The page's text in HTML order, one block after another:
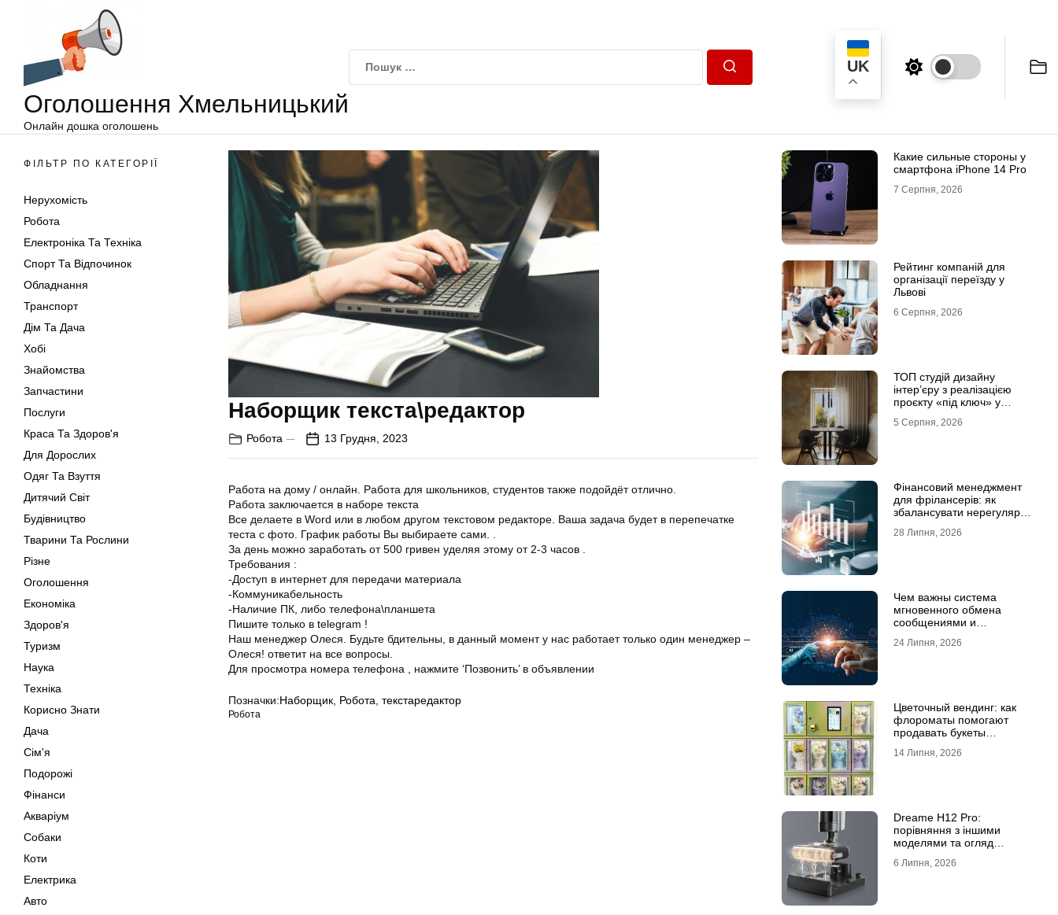
Оголошення Хмельницький
Онлайн дошка оголошень
UK
ФІЛЬТР ПО КАТЕГОРІЇ
Нерухомість
Робота
Електроніка Та Техніка
Спорт Та Відпочинок
Обладнання
Транспорт
Дім Та Дача
Хобі
Знайомства
Запчастини
Послуги
Краса Та Здоров'я
Для Дорослих
Одяг Та Взуття
Дитячий Світ
Будівництво
Тварини Та Рослини
Різне
Оголошення
Економіка
Здоров'я
Туризм
Наука
Техніка
Корисно Знати
Дача
Сім'я
Подорожі
Фінанси
Акваріум
Собаки
Коти
Електрика
Авто
Наборщик текста\редактор
Робота 13 Грудня, 2023
Работа на дому / онлайн. Работа для школьников, студентов также подойдёт отлично.
Работа заключается в наборе текста
Все делаете в Word или в любом другом текстовом редакторе. Ваша задача будет в перепечатке
теста с фото. График работы Вы выбираете сами. .
За день можно заработать от 500 гривен уделяя этому от 2-3 часов .
Требования :
-Доступ в интернет для передачи материала
-Коммуникабельность
-Наличие ПК, либо телефона\планшета
Пишите только в telegram !
Наш менеджер Олеся. Будьте бдительны, в данный момент у нас работает только один менеджер –
Олеся! ответит на все вопросы.
Для просмотра номера телефона , нажмите ‘Позвонить’ в объявлении
Позначки:Наборщик Робота текстаредактор
Робота
Какие сильные стороны у
смартфона iPhone 14 Pro
7 Серпня, 2026
Рейтинг компаній для
організації переїзду у
Львові
6 Серпня, 2026
ТОП студій дизайну
інтер’єру з реалізацією
проєкту «під ключ» у
5 Серпня, 2026
Фінансовий менеджмент
для фрілансерів: як
збалансувати нерегулярні
28 Липня, 2026
Чем важны система
мгновенного обмена
сообщениями и
информации для бизнеса
24 Липня, 2026
Цветочный вендинг: как
флороматы помогают
продавать букеты
14 Липня, 2026
Dreame H12 Pro:
порівняння з іншими
моделями та огляд
6 Липня, 2026